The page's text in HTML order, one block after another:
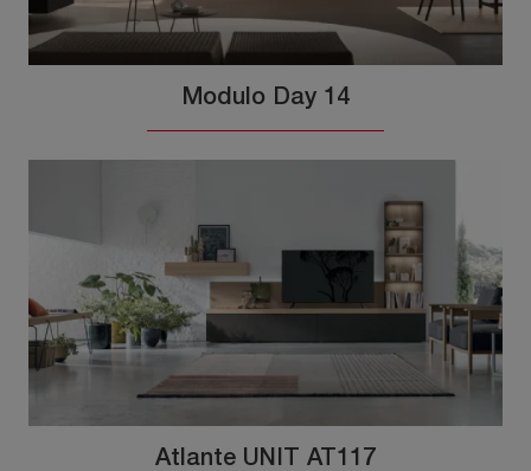
Modulo Day 14
Atlante UNIT AT117